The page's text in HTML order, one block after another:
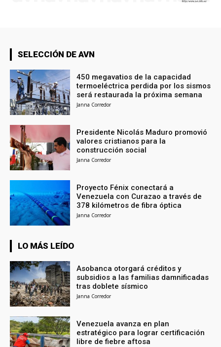
SELECCIÓN DE AVN
450 megavatios de la capacidad
termoeléctrica perdida por los sismos
será restaurada la próxima semana
Janna Corredor
Presidente Nicolás Maduro promovió
valores cristianos para la
construcción social
Janna Corredor
Proyecto Fénix conectará a
Venezuela con Curazao a través de
378 kilómetros de fibra óptica
Janna Corredor
LO MÁS LEÍDO
Asobanca otorgará créditos y
subsidios a las familias damnificadas
tras doblete sísmico
Janna Corredor
Venezuela avanza en plan
estratégico para lograr certificación
libre de fiebre aftosa